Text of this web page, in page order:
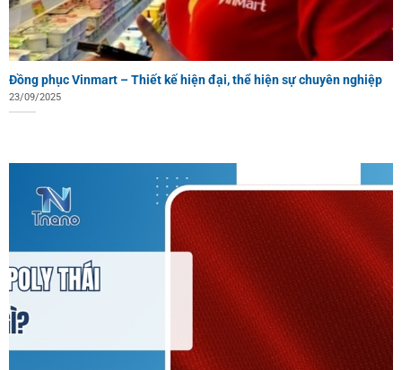
Đồng phục Vinmart – Thiết kế hiện đại, thể hiện sự chuyên nghiệp
23/09/2025